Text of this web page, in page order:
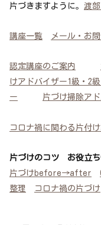
片づきますように。 渡
講座一覧 メール・お
認定講座のご案内
けアドバイザー1級・2
ー
片づけ掃除ア
コロナ禍に関わる片付
片づけのコツ お役立ち
片づけbefore→after
整理
コロナ禍の片づけ